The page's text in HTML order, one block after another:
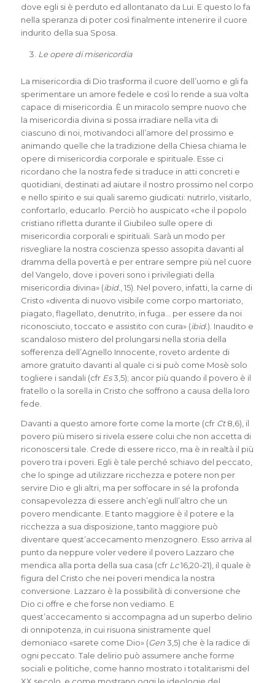
dove egli si è perduto ed allontanato da Lui. E questo lo fa
nella speranza di poter così finalmente intenerire il cuore
indurito della sua Sposa.
Le opere di misericordia
La misericordia di Dio trasforma il cuore dell’uomo e gli fa
sperimentare un amore fedele e così lo rende a sua volta
capace di misericordia. È un miracolo sempre nuovo che
la misericordia divina si possa irradiare nella vita di
ciascuno di noi, motivandoci all’amore del prossimo e
animando quelle che la tradizione della Chiesa chiama le
opere di misericordia corporale e spirituale. Esse ci
ricordano che la nostra fede si traduce in atti concreti e
quotidiani, destinati ad aiutare il nostro prossimo nel corpo
e nello spirito e sui quali saremo giudicati: nutrirlo, visitarlo,
confortarlo, educarlo. Perciò ho auspicato «che il popolo
cristiano rifletta durante il Giubileo sulle opere di
misericordia corporali e spirituali. Sarà un modo per
risvegliare la nostra coscienza spesso assopita davanti al
dramma della povertà e per entrare sempre più nel cuore
del Vangelo, dove i poveri sono i privilegiati della
misericordia divina» (ibid., 15). Nel povero, infatti, la carne di
Cristo «diventa di nuovo visibile come corpo martoriato,
piagato, flagellato, denutrito, in fuga… per essere da noi
riconosciuto, toccato e assistito con cura» (ibid.). Inaudito e
scandaloso mistero del prolungarsi nella storia della
sofferenza dell’Agnello Innocente, roveto ardente di
amore gratuito davanti al quale ci si può come Mosè solo
togliere i sandali (cfr Es3,5); ancor più quando il povero è il
fratello o la sorella in Cristo che soffrono a causa della loro
fede.
Davanti a questo amore forte come la morte (cfr Ct8,6), il
povero più misero si rivela essere colui che non accetta di
riconoscersi tale. Crede di essere ricco, ma è in realtà il più
povero tra i poveri. Egli è tale perché schiavo del peccato,
che lo spinge ad utilizzare ricchezza e potere non per
servire Dio e gli altri, ma per soffocare in sé la profonda
consapevolezza di essere anch’egli null’altro che un
povero mendicante. E tanto maggiore è il potere e la
ricchezza a sua disposizione, tanto maggiore può
diventare quest’accecamento menzognero. Esso arriva al
punto da neppure voler vedere il povero Lazzaro che
mendica alla porta della sua casa (cfr Lc16,20-21), il quale è
figura del Cristo che nei poveri mendica la nostra
conversione. Lazzaro è la possibilità di conversione che
Dio ci offre e che forse non vediamo. E
quest’accecamento si accompagna ad un superbo delirio
di onnipotenza, in cui risuona sinistramente quel
demoniaco «sarete come Dio» (Gen3,5) che è la radice di
ogni peccato. Tale delirio può assumere anche forme
sociali e politiche, come hanno mostrato i totalitarismi del